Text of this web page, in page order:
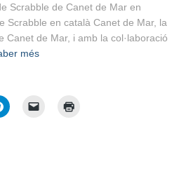
Scrabble de Canet de Mar en
Scrabble en català Canet de Mar, la
Canet de Mar, i amb la col·laboració
més